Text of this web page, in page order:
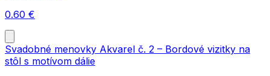
0.60 €
Svadobné menovky Akvarel č. 2 – Bordové vizitky na
stôl s motívom dálie